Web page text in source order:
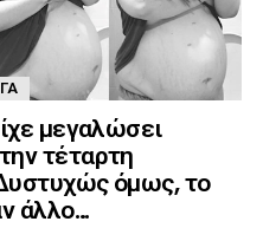
μεγαλώσει
τέταρτη
όμως, το
άλλο…